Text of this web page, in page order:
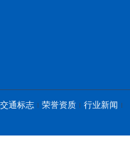
通标志 荣誉资质
行业新闻